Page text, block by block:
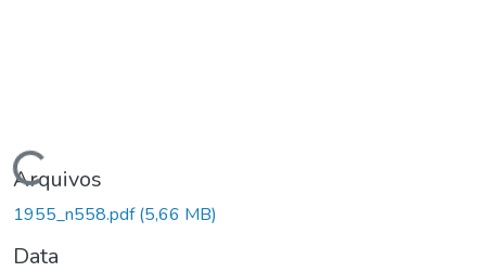
Carregando...
Arquivos
1955_n558.pdf(5,66 MB)
Data